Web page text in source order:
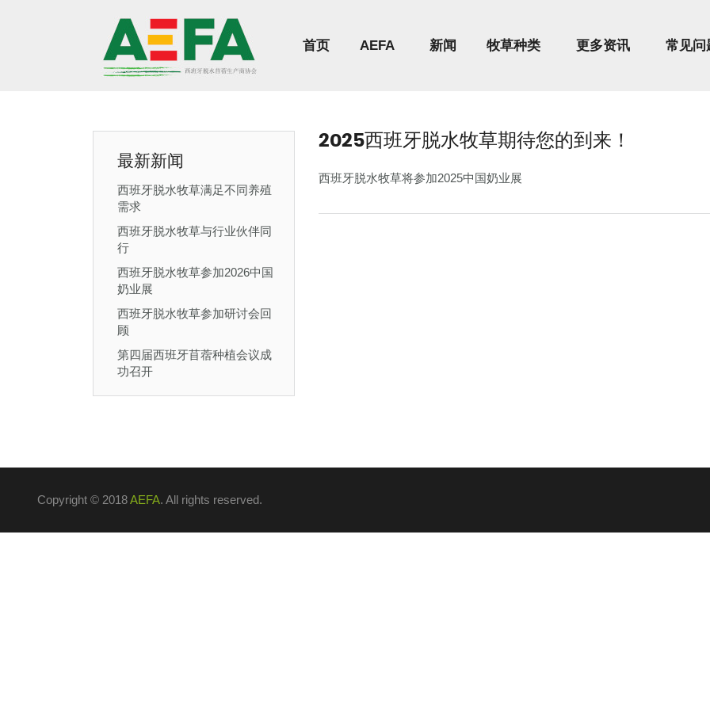
首页 AEFA 新闻 牧草种类 更多资讯 常见问
2025西班牙脱水牧草期待您的到来！
西班牙脱水牧草将参加2025中国奶业展
最新新闻
西班牙脱水牧草满足不同养殖
需求
西班牙脱水牧草与行业伙伴同
行
西班牙脱水牧草参加2026中国
奶业展
西班牙脱水牧草参加研讨会回
顾
第四届西班牙苜蓿种植会议成
功召开
Copyright © 2018AEFA. All rights reserved.